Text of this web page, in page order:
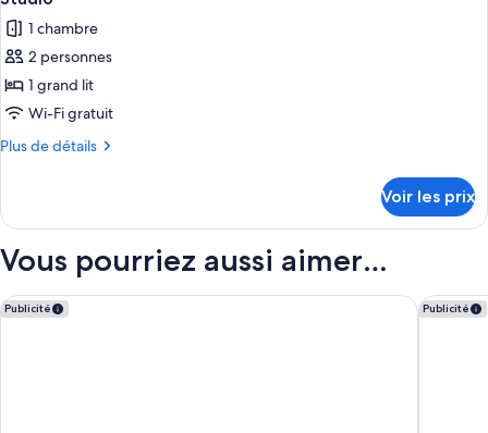
Studio
toutes
les
photos
pour
ce
type
Studio
1 chambre
2 personnes
1 grand lit
Wi-Fi gratuit
Plus de détails
Plus
le
de
Studio
Voir les prix
Vous pourriez aussi aimer…
Publicité
Courtyard by Marriott Chicago Highland Park/Northbrook
Publicité
Motel 6